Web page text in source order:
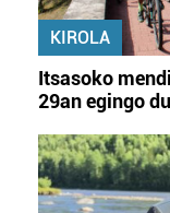
KIROLA
Itsasoko
29an egingo